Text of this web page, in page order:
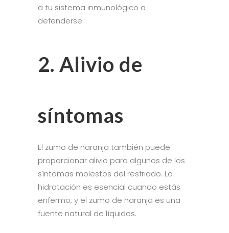
a tu sistema inmunológico a
defenderse.
2. Alivio de
síntomas
El zumo de naranja también puede
proporcionar alivio para algunos de los
síntomas molestos del resfriado. La
hidratación es esencial cuando estás
enfermo, y el zumo de naranja es una
fuente natural de líquidos.